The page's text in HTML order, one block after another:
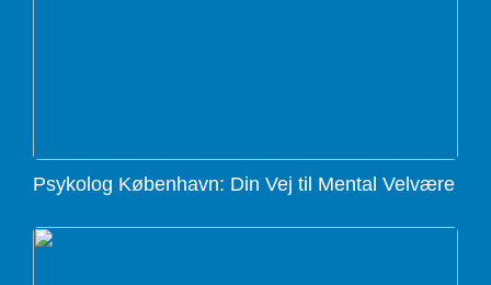
Psykolog København: Din Vej til Mental Velvære